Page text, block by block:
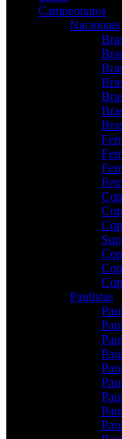
Campeonatos
Nacionais
Paulistas